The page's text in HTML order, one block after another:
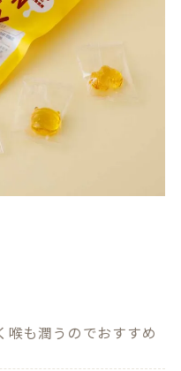
喉も潤うのでおすすめ